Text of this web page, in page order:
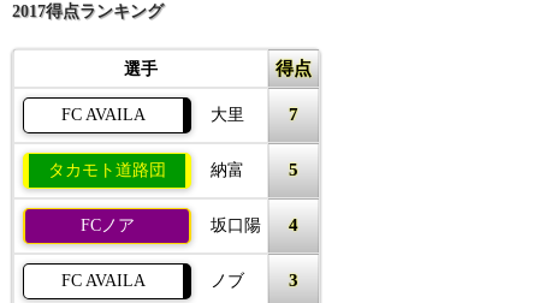
2017得点ランキング
選手 得点
FC AVAILA 大里 7
タカモト道路団 納富 5
FCノア 坂口陽 4
FC AVAILA ノブ 3